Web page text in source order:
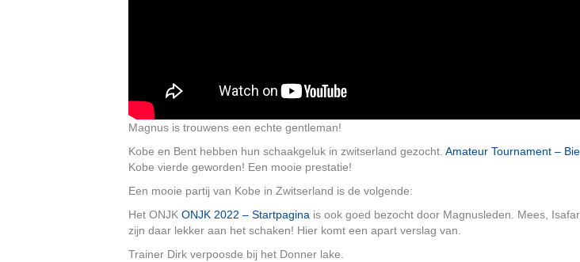
Magnus is trouwens een echte gentleman!
Kobe en Bent hebben hun schaakgeluk in zwitserland gezocht. Amateur Tournament –
Kobe vierde geworden! Een mooie prestatie!
Een mooie partij van Kobe in Zwitserland is de volgende:
Het ONJK ONJK 2022 – Startpagina is ook goed bezocht door Magnusleden. Mees,
zijn daar lekker aan het schaken! Hier komt een apart verslag van.
Trainer Dirk verpoosde bij het Donner lake.